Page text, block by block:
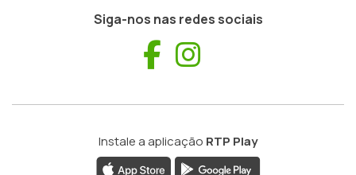
Siga-nos nas redes sociais
Facebook
Instale a aplicação RTP Play